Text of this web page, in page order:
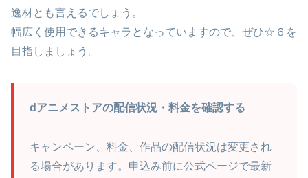
逸材とも言えるでしょう。
幅広く使用できるキャラとなっていますので、ぜひ☆６を
目指しましょう。
dアニメストアの配信状況・料金を確認する
キャンペーン、料金、作品の配信状況は変更され
る場合があります。申込み前に公式ページで最新